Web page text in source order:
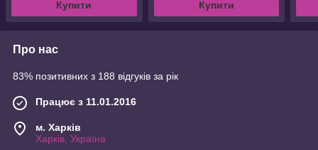
Купити Купити
Про нас
83% позитивних з 188 відгуків за рік
Працює з 11.01.2016
м. Харків
Харків, Україна